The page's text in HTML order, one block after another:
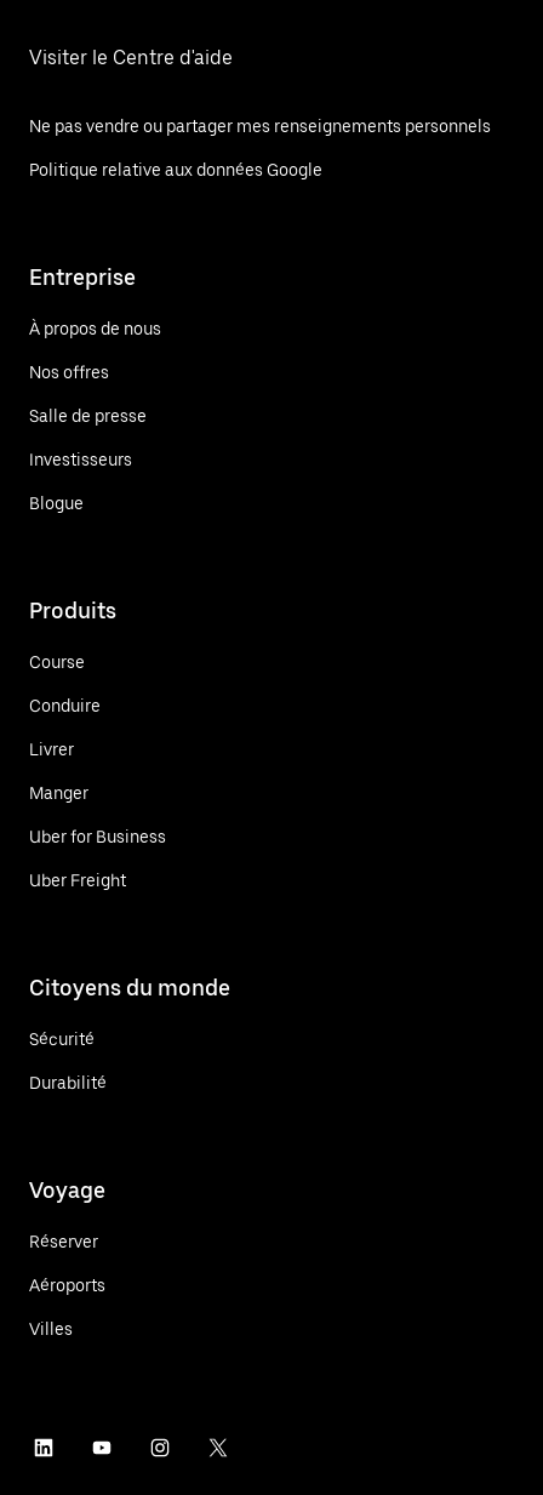
Visiter le Centre d'aide
Ne pas vendre ou partager mes renseignements personnels
Politique relative aux données Google
Entreprise
À propos de nous
Nos offres
Salle de presse
Investisseurs
Blogue
Produits
Course
Conduire
Livrer
Manger
Uber for Business
Uber Freight
Citoyens du monde
Sécurité
Durabilité
Voyage
Réserver
Aéroports
Villes